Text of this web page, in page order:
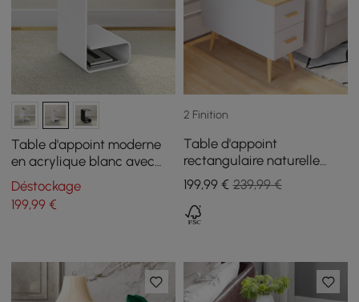
Table d'appoint moderne
en acrylique blanc avec
table d'appoint en forme
de C
Déstockage
199,99 €
2 Finition
Table d'appoint
rectangulaire naturelle
avec tiroirs Table de
canapé moderne pour
salon
199,99€ 239,99 €